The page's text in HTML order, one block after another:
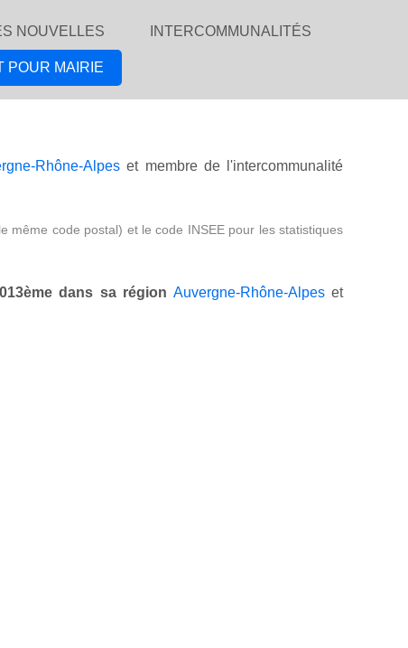
NOUVELLES INTERCOMMUNALITÉS
POUR MAIRIE
Rhône-Alpes et membre de l'intercommunalité
même code postal) et le code INSEE pour les statistiques
dans sa région Auvergne-Rhône-Alpeset